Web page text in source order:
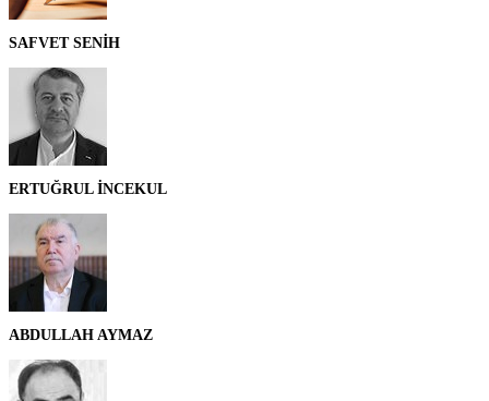
SAFVET SENİH
ERTUĞRUL İNCEKUL
ABDULLAH AYMAZ